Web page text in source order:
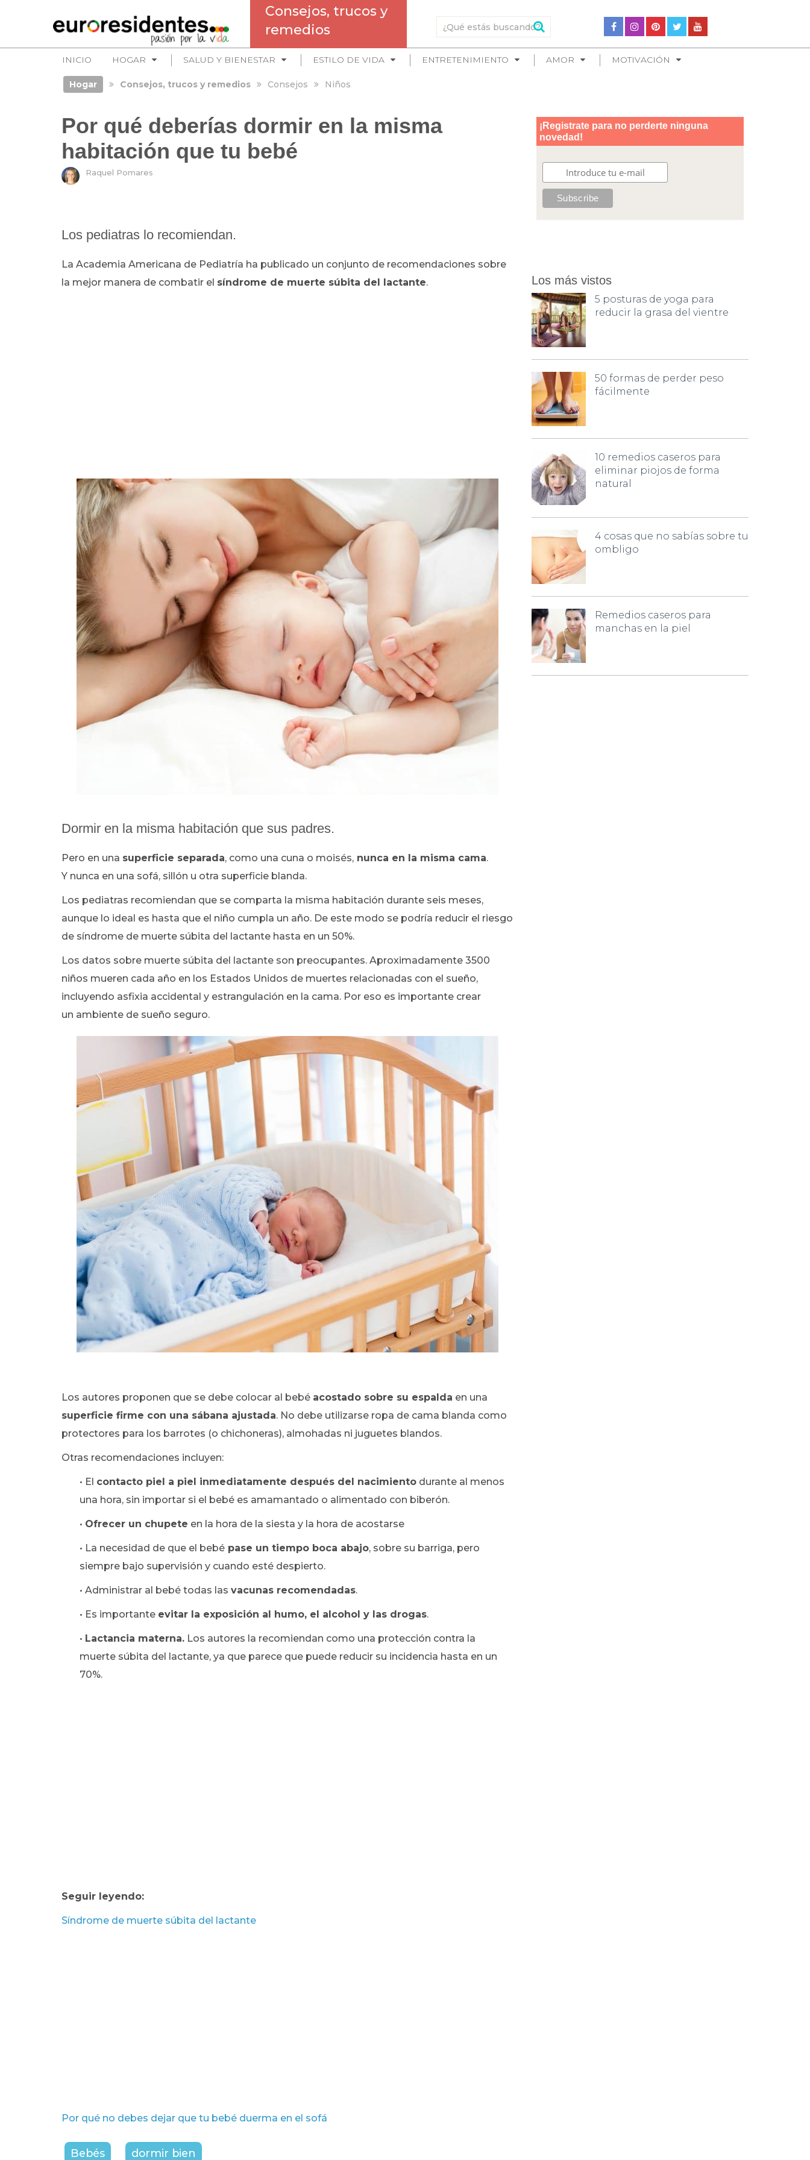
Consejos, trucos y
remedios
INICIO HOGAR SALUD Y BIENESTAR ESTILO DE VIDA ENTRETENIMIENTO AMOR MOTIVACIÓN
Hogar Consejos, trucos y remedios Consejos Niños
Por qué deberías dormir en la misma
habitación que tu bebé
Raquel Pomares
Los pediatras lo recomiendan.
La Academia Americana de Pediatría ha publicado un conjunto de recomendaciones sobre
la mejor manera de combatir el síndrome de muerte súbita del lactante.
Dormir en la misma habitación que sus padres.
Pero en una superficie separada, como una cuna o moisés, nunca en la misma cama.
Y nunca en una sofá, sillón u otra superficie blanda.
Los pediatras recomiendan que se comparta la misma habitación durante seis meses,
aunque lo ideal es hasta que el niño cumpla un año. De este modo se podría reducir el riesgo
de síndrome de muerte súbita del lactante hasta en un 50%.
Los datos sobre muerte súbita del lactante son preocupantes. Aproximadamente 3500
niños mueren cada año en los Estados Unidos de muertes relacionadas con el sueño,
incluyendo asfixia accidental y estrangulación en la cama. Por eso es importante crear
un ambiente de sueño seguro.
Los autores proponen que se debe colocar al bebé acostado sobre su espalda en una
superficie firme con una sábana ajustada. No debe utilizarse ropa de cama blanda como
protectores para los barrotes (o chichoneras), almohadas ni juguetes blandos.
Otras recomendaciones incluyen:
• El contacto piel a piel inmediatamente después del nacimiento durante al menos
una hora, sin importar si el bebé es amamantado o alimentado con biberón.
• Ofrecer un chupete en la hora de la siesta y la hora de acostarse
• La necesidad de que el bebé pase un tiempo boca abajo, sobre su barriga, pero
siempre bajo supervisión y cuando esté despierto.
• Administrar al bebé todas las vacunas recomendadas.
• Es importante evitar la exposición al humo, el alcohol y las drogas.
• Lactancia materna. Los autores la recomiendan como una protección contra la
muerte súbita del lactante, ya que parece que puede reducir su incidencia hasta en un
70%.
Seguir leyendo:
Síndrome de muerte súbita del lactante
Por qué no debes dejar que tu bebé duerma en el sofá
Bebés dormir bien
Los más vistos
5 posturas de yoga para
reducir la grasa del vientre
50 formas de perder peso
fácilmente
10 remedios caseros para
eliminar piojos de forma
natural
4 cosas que no sabías sobre tu
ombligo
Remedios caseros para
manchas en la piel